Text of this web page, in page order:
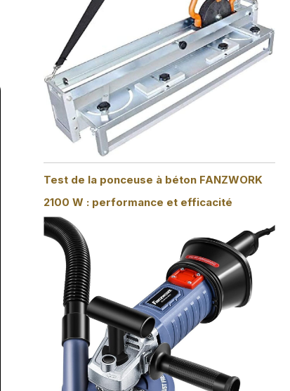
Test de la ponceuse à béton FANZWORK
2100 W : performance et efficacité